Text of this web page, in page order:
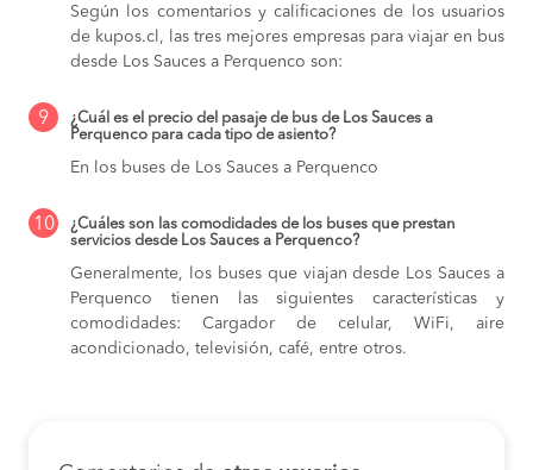
Según los comentarios y calificaciones de los usuarios
de kupos.cl, las tres mejores empresas para viajar en bus
desde Los Sauces a Perquenco son:
9
¿Cuál es el precio del pasaje de bus de Los Sauces a
Perquenco para cada tipo de asiento?
En los buses de Los Sauces a Perquenco
10
¿Cuáles son las comodidades de los buses que prestan
servicios desde Los Sauces a Perquenco?
Generalmente, los buses que viajan desde Los Sauces a
Perquenco tienen las siguientes características y
comodidades: Cargador de celular, WiFi, aire
acondicionado, televisión, café, entre otros.